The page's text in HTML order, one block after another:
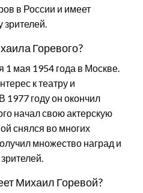
в России и имеет
зрителей.
Горевого?
1 мая 1954 года в Москве.
к театру и
1977 году он окончил
начал свою актерскую
снялся во многих
множество наград и
Михаил Горевой?